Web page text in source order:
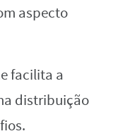
aspecto
facilita a
distribuição